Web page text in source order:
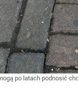
po latach podnosić